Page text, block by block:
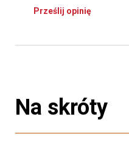
Prześlij opinię
Na skróty